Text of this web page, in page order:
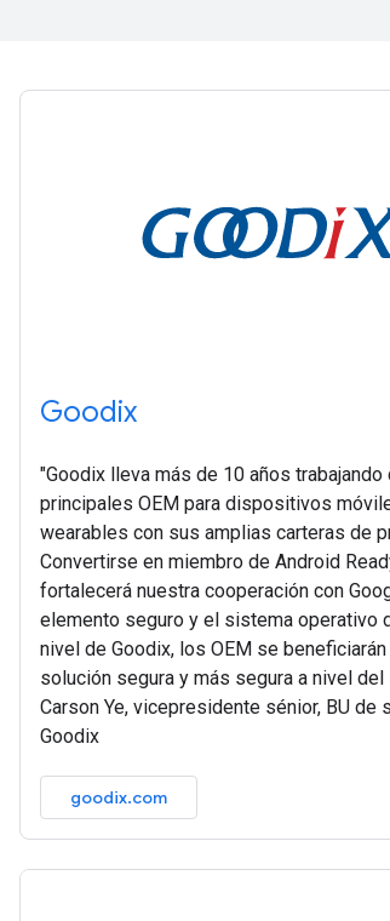
Goodix
"Goodix lleva más de 10 años trabajando
principales OEM para dispositivos
wearables con sus amplias carteras de
Convertirse en miembro de Android
fortalecerá nuestra cooperación con
elemento seguro y el sistema operativo
nivel de Goodix, los OEM se beneficiarán
solución segura y más segura a nivel del
Carson Ye, vicepresidente sénior, BU de
Goodix
goodix.com